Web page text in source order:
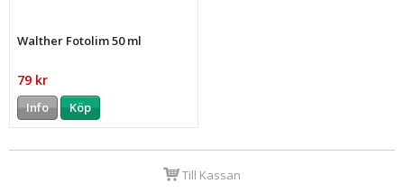
Walther Fotolim 50 ml
79 kr
Info Köp
Till Kassan